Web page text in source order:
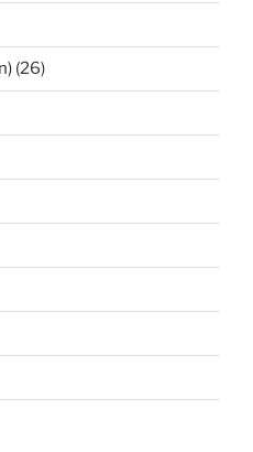
(26)